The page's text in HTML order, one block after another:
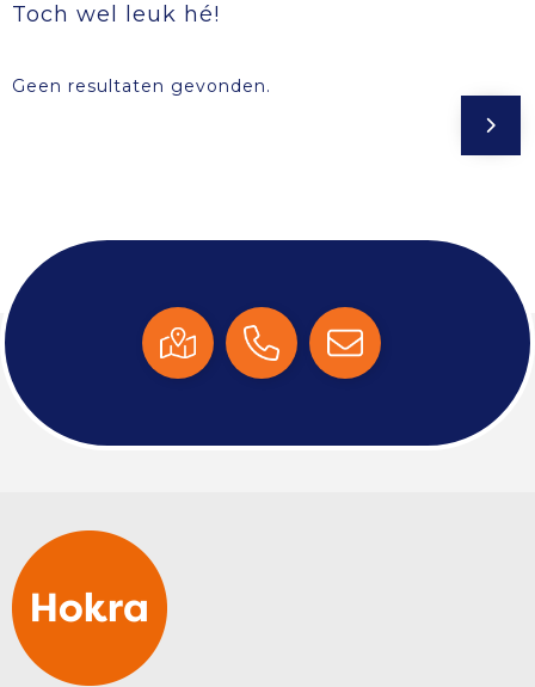
Toch wel leuk hé!
Geen resultaten gevonden.